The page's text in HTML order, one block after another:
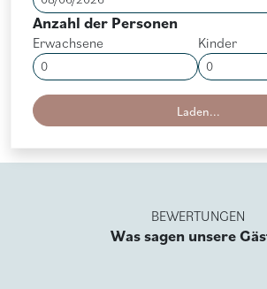
Anzahl der Personen
Erwachsene Kinder
BEWERTUNGEN
Was sagen unsere